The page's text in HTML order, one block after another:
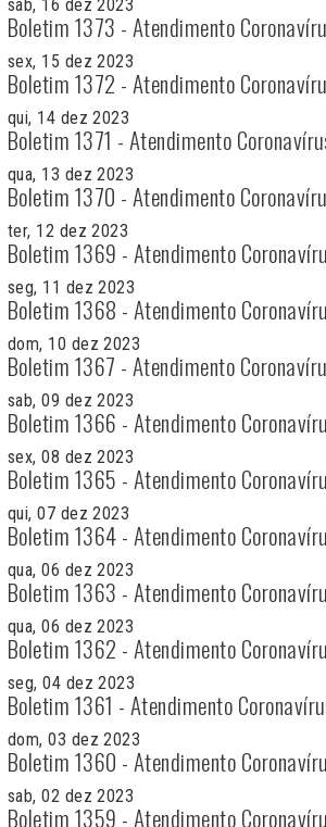
sab, 16 dez 2023
Boletim 1373 - Atendimento
sex, 15 dez 2023
Boletim 1372 - Atendimento
qui, 14 dez 2023
Boletim 1371 - Atendimento
qua, 13 dez 2023
Boletim 1370 - Atendimento
ter, 12 dez 2023
Boletim 1369 - Atendimento
seg, 11 dez 2023
Boletim 1368 - Atendimento
dom, 10 dez 2023
Boletim 1367 - Atendimento
sab, 09 dez 2023
Boletim 1366 - Atendimento
sex, 08 dez 2023
Boletim 1365 - Atendimento
qui, 07 dez 2023
Boletim 1364 - Atendimento
qua, 06 dez 2023
Boletim 1363 - Atendimento
qua, 06 dez 2023
Boletim 1362 - Atendimento
seg, 04 dez 2023
Boletim 1361 - Atendimento
dom, 03 dez 2023
Boletim 1360 - Atendimento
sab, 02 dez 2023
Boletim 1359 - Atendimento